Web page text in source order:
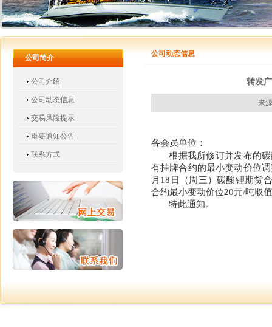
公司简介
公司介绍
公司动态信息
交易风险提示
重要通知公告
联系方式
公司动态信息
转发
来
各会员单位：
根据我所修订并发布的
有挂牌合约的最小变动价位
月18日（周三）碳酸锂期货
合约最小变动价位20元/吨取
特此通知。